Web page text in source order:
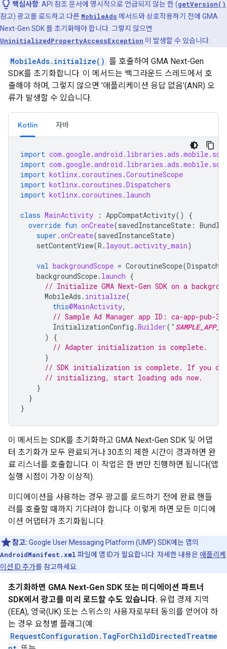
핵심사항: API 참조 문서에 명시적으로 언급되지 않는 한 (getVersion()
참고) 광고를 로드하고 다른 MobileAds 메서드와 상호작용하기 전에 GMA
Next-Gen SDK를 초기화해야 합니다. 그렇지 않으면
UninitializedPropertyAccessException 이 발생할 수 있습니다.
MobileAds.initialize() 를 호출하여 GMA Next-Gen
SDK를 초기화합니다. 이 메서드는 백그라운드 스레드에서 호
출해야 하며, 그렇지 않으면 '애플리케이션 응답 없음'(ANR) 오
류가 발생할 수 있습니다.
Kotlin 자바
import
import
import kotlinx.coroutines.CoroutineScope
import kotlinx.coroutines.Dispatchers
import kotlinx.coroutines.launch
class MainActivity : AppCompatActivity()
{
override fun onCreate(savedInstanceState :
super .onCreate(savedInstanceState)
setContentView(R . layout.activity_main)
val backgroundScope = CoroutineScope(
backgroundScope. launch {
// Initialize GMA Next-Gen SDK on a
MobileAds . initialize(
this@MainActivity,
// Sample Ad Manager app ID: ca-app-pub-
InitializationConfig .Builder( "
)
{
// Adapter initialization is complete.
}
// SDK initialization is complete. If you
// initializing, start loading ads now.
}
}
}
이 메서드는 SDK를 초기화하고 GMA Next-Gen SDK 및 어댑
터 초기화가 모두 완료되거나 30초의 제한 시간이 경과하면 완
료 리스너를 호출합니다. 이 작업은 한 번만 진행하면 됩니다(앱
실행 시점이 가장 이상적).
미디에이션을 사용하는 경우 광고를 로드하기 전에 완료 핸들
러를 호출할 때까지 기다려야 합니다. 이렇게 하면 모든 미디에
이션 어댑터가 초기화됩니다.
참고: Google User Messaging Platform (UMP) SDK에는 앱의
AndroidManifest.xml 파일에 앱 ID가 필요합니다. 자세한 내용은 애플리케
이션 ID 추가를 참고하세요.
초기화하면 GMA Next-Gen SDK 또는 미디에이션 파트너
SDK에서 광고를 미리 로드할 수도 있습니다. 유럽 경제 지역
(EEA), 영국(UK) 또는 스위스의 사용자로부터 동의를 얻어야 하
는 경우 요청별 플래그(예:
RequestConfiguration.TagForChildDirectedTreatme